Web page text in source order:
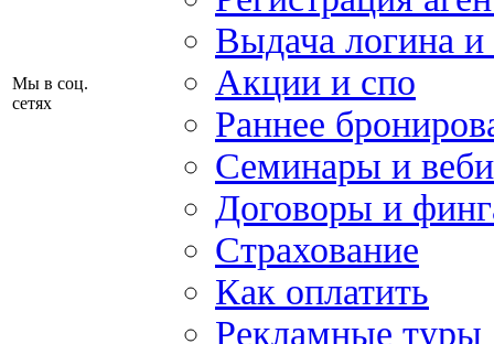
Мы в соц.
сетях
Выдача логина и
Акции и спо
Раннее
Семинары и
Договоры и
Страхование
Как оплатить
Рекламные туры